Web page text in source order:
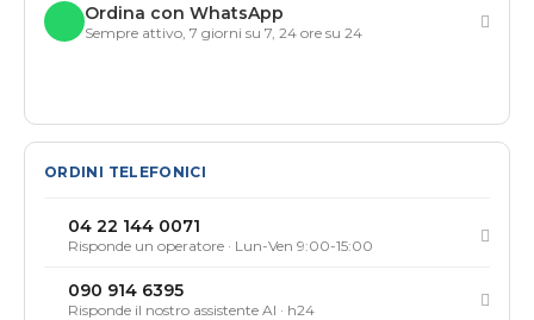
Ordina con WhatsApp
Sempre attivo, 7 giorni su 7, 24 ore su 24
ORDINI TELEFONICI
04 22 144 0071
Risponde un operatore · Lun-Ven 9:00-15:00
090 914 6395
Risponde il nostro assistente AI · h24